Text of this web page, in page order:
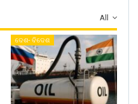
All
ଦେଶ- ବିଦେଶ